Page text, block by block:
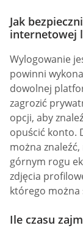
Jak
internetowej
Wylogowanie
powinni
dowolnej
zagrozić
opcji, aby
opuścić konto.
można
górnym rogu
zdjęcia
którego można
Ile czasu